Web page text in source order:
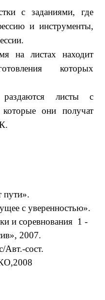
с заданиями, где
и инструменты,
на листах находит
которых
листы с
которые они получат
с уверенностью».
и соревнования 1 -
2007.
Авт.-сост.